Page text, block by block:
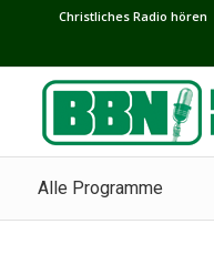
Сhristliches Radio hören
Alle Programme